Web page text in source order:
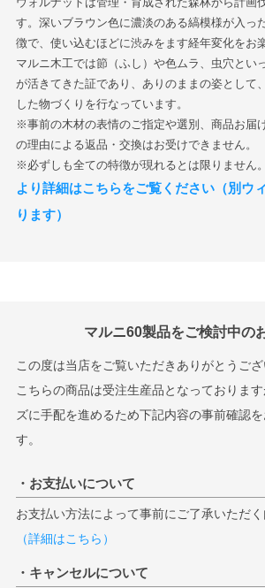
す。深いブラウン色に濃淡のある縞模様が入っ
徴で、使い込むほどに渋みをます経年変化をお
マルニ木工では節（ふし）や色ムラ、虫穴とい
が活きてきた証であり、ありのままの姿として
した物づくりを行なっています。
※事前の木材の表情のご指定や選別、商品お届
の理由による返品・交換はお受けできません。
※必ずしも全ての特徴が現れるとは限りません。
より詳細はこちらをご覧ください（別ウ
ります）
マルニ60製品をご検討中の
この度は当店をご覧いただきありがとうござ
こちらの商品は受注生産品となっておりま
ズに手配を進めるため下記内容の事前確認
す。
・お支払いについて
お支払い方法によって事前にご了承いただく
（詳細はこちら）
・キャンセルについて